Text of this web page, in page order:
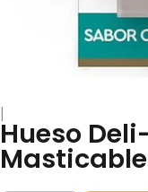
|
Hueso
Masticable